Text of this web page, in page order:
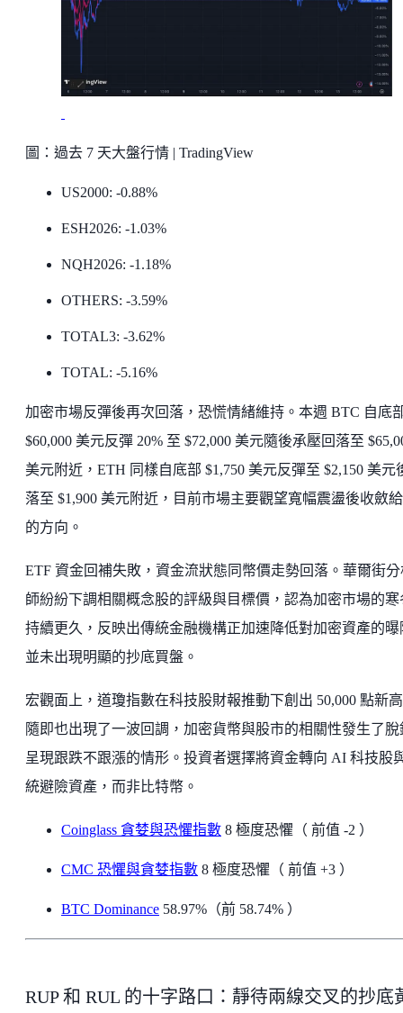
圖：過去 7 天大盤行情 | TradingView
US2000: -0.88%
ESH2026: -1.03%
NQH2026: -1.18%
OTHERS: -3.59%
TOTAL3: -3.62%
TOTAL: -5.16%
加密市場反彈後再次回落，恐慌情緒維持。本週 BTC 自底
$60,000 美元反彈 20% 至 $72,000 美元隨後承壓回落至
美元附近，ETH 同樣自底部 $1,750 美元反彈至 $2,150 美元
落至 $1,900 美元附近，目前市場主要觀望寬幅震盪後收斂
的方向。
ETF 資金回補失敗，資金流狀態同幣價走勢回落。華爾街分
師紛紛下調相關概念股的評級與目標價，認為加密市場的寒
持續更久，反映出傳統金融機構正加速降低對加密資產的曝
並未出現明顯的抄底買盤。
宏觀面上，道瓊指數在科技股財報推動下創出 50,000 點新
隨即也出現了一波回調，加密貨幣與股市的相關性發生了脫
呈現跟跌不跟漲的情形。投資者選擇將資金轉向 AI 科技股
統避險資產，而非比特幣。
Coinglass 貪婪與恐懼指數 8 極度恐懼（ 前值 -2 ）
CMC 恐懼與貪婪指數 8 極度恐懼（ 前值 +3 ）
BTC Dominance 58.97%（前 58.74% ）
RUP 和 RUL 的十字路口：靜待兩線交叉的抄底